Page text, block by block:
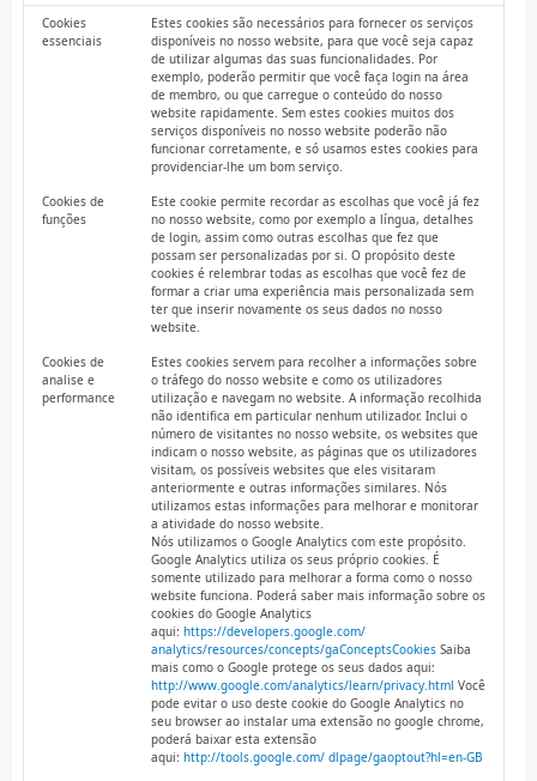
Cookies
essenciais
Estes cookies são necessários para fornecer os serviços
disponíveis no nosso website, para que você seja capaz
de utilizar algumas das suas funcionalidades. Por
exemplo, poderão permitir que você faça login na área
de membro, ou que carregue o conteúdo do nosso
website rapidamente. Sem estes cookies muitos dos
serviços disponíveis no nosso website poderão não
funcionar corretamente, e só usamos estes cookies para
providenciar-lhe um bom serviço.
Cookies de
funções
Este cookie permite recordar as escolhas que você já fez
no nosso website, como por exemplo a língua, detalhes
de login, assim como outras escolhas que fez que
possam ser personalizadas por si. O propósito deste
cookies é relembrar todas as escolhas que você fez de
formar a criar uma experiência mais personalizada sem
ter que inserir novamente os seus dados no nosso
website.
Cookies de
analise e
performance
Estes cookies servem para recolher a informações sobre
o tráfego do nosso website e como os utilizadores
utilização e navegam no website. A informação recolhida
não identifica em particular nenhum utilizador. Inclui o
número de visitantes no nosso website, os websites que
indicam o nosso website, as páginas que os utilizadores
visitam, os possíveis websites que eles visitaram
anteriormente e outras informações similares. Nós
utilizamos estas informações para melhorar e monitorar
a atividade do nosso website.
Nós utilizamos o Google Analytics com este propósito.
Google Analytics utiliza os seus próprio cookies. É
somente utilizado para melhorar a forma como o nosso
website funciona. Poderá saber mais informação sobre os
cookies do Google Analytics
aqui: https://developers.google.com/
analytics/resources/concepts/gaConceptsCookiesSaiba
mais como o Google protege os seus dados aqui:
http://www.google.com/analytics/learn/privacy.html Você
pode evitar o uso deste cookie do Google Analytics no
seu browser ao instalar uma extensão no google chrome,
poderá baixar esta extensão
aqui: http://tools.google.com/ dlpage/gaoptout?hl=en-GB